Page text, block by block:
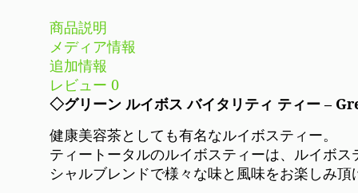
商品説明
メディア情報
追加情報
レビュー 0
◇グリーン ルイボス バイタリティ ティー –
健康美容茶としても有名なルイボスティー。
ティートータルのルイボスティーは、ルイボ
シャルブレンドで様々な味と風味をお楽しみ頂